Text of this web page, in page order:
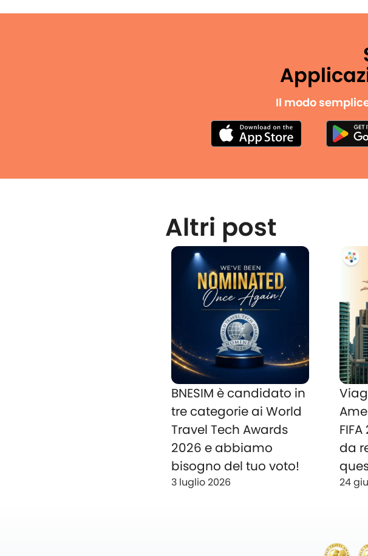
Il modo
Altri post
BNESIM è candidato in
tre categorie ai World
Travel Tech Awards
2026 e abbiamo
bisogno del tuo voto!
3 luglio 2026
da
24